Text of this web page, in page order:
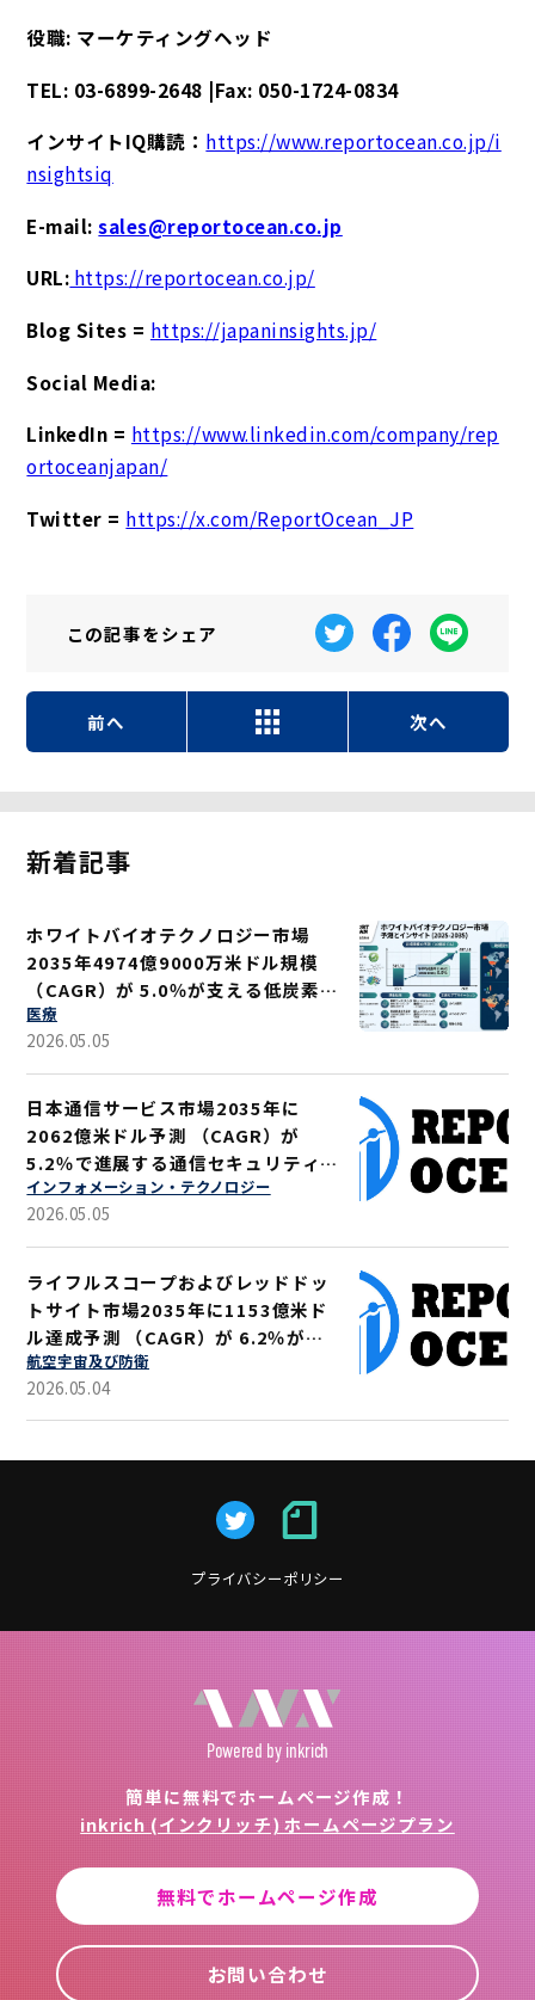
役職: マーケティングヘッド
TEL: 03-6899-2648 |Fax: 050-1724-0834
インサイトIQ購読： https://www.reportocean.co.jp/i
nsightsiq
E-mail:sales@reportocean.co.jp
URL: https://reportocean.co.jp/
Blog Sites = https://japaninsights.jp/
Social Media:
LinkedIn = https://www.linkedin.com/company/rep
ortoceanjapan/
Twitter = https://x.com/ReportOcean_JP
この記事をシェア
前へ 次へ
新着記事
ホワイトバイオテクノロジー市場
2035年4974億9000万米ドル規模
（CAGR）が 5.0％が支える低炭素ソ
リューション
医療
2026.05.05
日本通信サービス市場2035年に
2062億米ドル予測 （CAGR）が
5.2％で進展する通信セキュリティ強
化
インフォメーション・テクノロジー
2026.05.05
ライフルスコープおよびレッドドッ
トサイト市場2035年に1153億米ド
ル達成予測 （CAGR）が 6.2％が示
す軍事・狩猟用途拡大
航空宇宙及び防衛
2026.05.04
プライバシーポリシー
Powered by inkrich
簡単に無料でホームページ作成！
inkrich (インクリッチ) ホームページプラン
無料でホームページ作成
お問い合わせ